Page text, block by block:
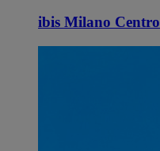
ibis Milano Centro